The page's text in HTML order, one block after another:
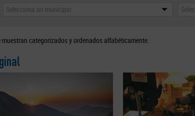
Selecciona un municipio
muestran categorizados y ordenados alfabéticamente.